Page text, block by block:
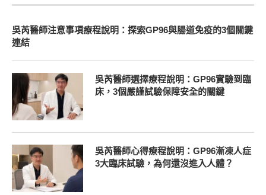
吳芮醫師注意事項療程說明：探索GP96與腸道免疫的3個關鍵
連結
吳芮醫師選擇療程說明：GP96實驗到臨
床，3個嚴謹試驗保障安全的關鍵
吳芮醫師心得療程說明：GP96漸凍人症
3大臨床試驗，為何還沒進入人體？